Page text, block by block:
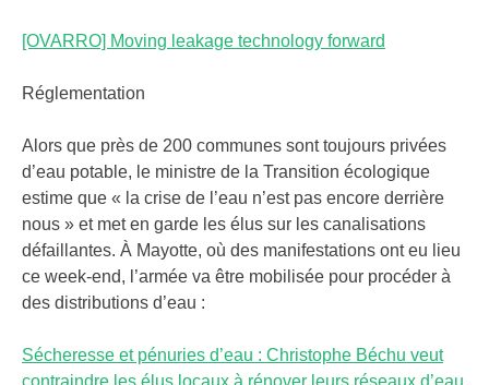
[OVARRO] Moving leakage technology forward
Réglementation
Alors que près de 200 communes sont toujours privées
d’eau potable, le ministre de la Transition écologique
estime que « la crise de l’eau n’est pas encore derrière
nous » et met en garde les élus sur les canalisations
défaillantes. À Mayotte, où des manifestations ont eu lieu
ce week-end, l’armée va être mobilisée pour procéder à
des distributions d’eau :
Sécheresse et pénuries d’eau : Christophe Béchu veut